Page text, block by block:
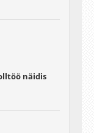
näidis